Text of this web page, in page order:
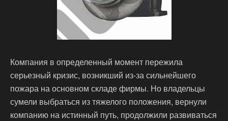
Компания в определенный момент пережила
серьезный кризис, возникший из-за сильнейшего
пожара на основном складе фирмы. Но владельцы
сумели выбраться из тяжелого положения, вернули
компанию на истинный путь, продолжили развиваться